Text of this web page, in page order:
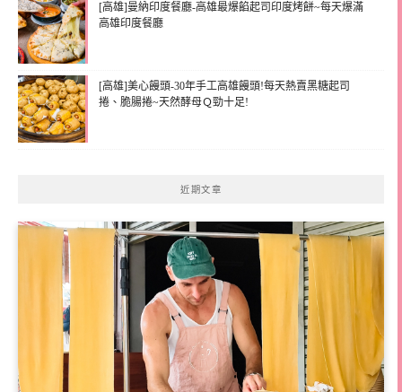
[高雄]曼納印度餐廳-高雄最爆餡起司印度烤餅~每天爆滿
高雄印度餐廳
[高雄]美心饅頭-30年手工高雄饅頭!每天熱賣黑糖起司
捲、脆腸捲~天然酵母Ｑ勁十足!
近期文章